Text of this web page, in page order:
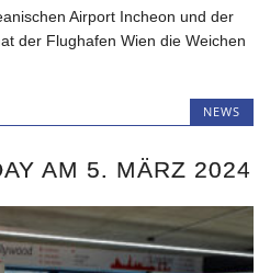
Airport Incheon und der
der Flughafen Wien die Weichen
NEWS
AM 5. MÄRZ 2024